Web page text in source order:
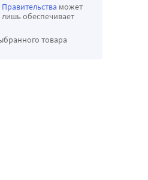
может
лишь обеспечивает
товара